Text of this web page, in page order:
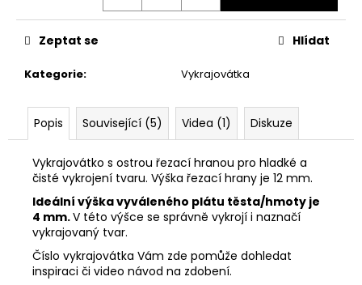
Kategorie: Vykrajovátka
Zeptat se Hlídat
Popis Související (5) Videa (1) Diskuze
Vykrajovátko s ostrou řezací hranou pro hladké a
čisté vykrojení tvaru. Výška řezací hrany je 12 mm.
Ideální výška vyváleného plátu těsta/hmoty je
4 mm.V této výšce se správně vykrojí i naznačí
vykrajovaný tvar.
Číslo vykrajovátka Vám zde pomůže dohledat
inspiraci či video návod na zdobení.
m
e
VYKRAJOVÁTKO
SET
#347
74
Kč